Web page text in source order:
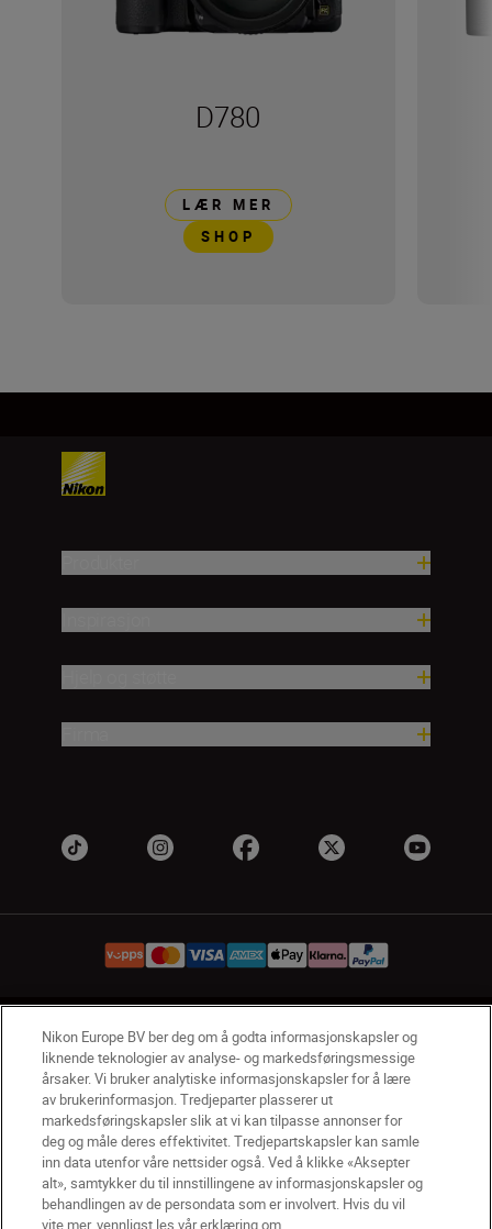
D780
LÆR MER
SHOP
NO Nikon Sites
Kontakt oss Personvernerklæring
Bruksvilkår
Vilkår og betingelser for Nikon Store
Erklæring Om Informasjonskapsler
Tilgjengelighet
Innstillinger for informasjonskapsler
© 2026 Nikon
Nikon Europe BV ber deg om å godta informasjonskapsler og
liknende teknologier av analyse- og markedsføringsmessige
årsaker. Vi bruker analytiske informasjonskapsler for å lære
av brukerinformasjon. Tredjeparter plasserer ut
markedsføringskapsler slik at vi kan tilpasse annonser for
deg og måle deres effektivitet. Tredjepartskapsler kan samle
inn data utenfor våre nettsider også. Ved å klikke «Aksepter
alt», samtykker du til innstillingene av informasjonskapsler og
behandlingen av de persondata som er involvert. Hvis du vil
vite mer, vennligst les vår erklæring om